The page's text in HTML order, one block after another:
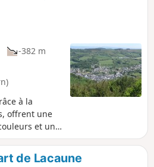
-382 m
à la
offrent une
et un
de Lacaune